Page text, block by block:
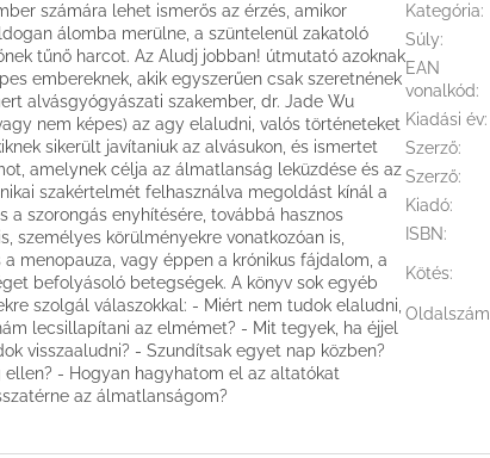
számára lehet ismerős az érzés, amikor
álomba merülne, a szüntelenül zakatoló
tűnő harcot. Az Aludj jobban! útmutató azoknak
embereknek, akik egyszerűen csak szeretnének
alvás­gyógyászati szakember, dr. Jade Wu
nem képes) az agy elaludni, valós történeteket
sikerült javítaniuk az alvásukon, és ismertet
amelynek célja az álmatlanság leküzdése és az
szakértelmét felhasználva megoldást kínál a
a szorongás enyhítésére, továbbá hasznos
személyes körülményekre vonatkozóan is,
menopauza, vagy éppen a krónikus fájdalom, a
befolyásoló betegségek. A könyv sok egyéb
szolgál válaszokkal: - Miért nem tudok elaludni,
lecsillapítani az elmémet? - Mit tegyek, ha éjjel
visszaaludni? - Szundítsak egyet nap közben?
- Hogyan hagyhatom el az altatókat
az álmatlanságom?
Kategória:
Súly:
EAN
vonalkód:
Kiadási év:
Szerző:
Szerző:
Kiadó:
ISBN:
Kötés:
Oldalszám